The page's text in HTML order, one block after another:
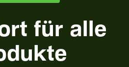
für alle